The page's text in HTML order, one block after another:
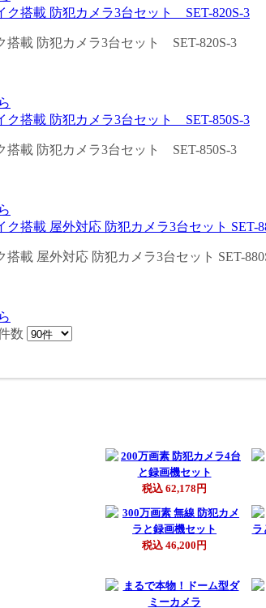
搭載 防犯カメラ3台セット SET-820S-3
搭載 防犯カメラ3台セット SET-850S-3
搭載 屋外対応 防犯カメラ3台セット SET-
数
税込 62,178円
税込 46,200円